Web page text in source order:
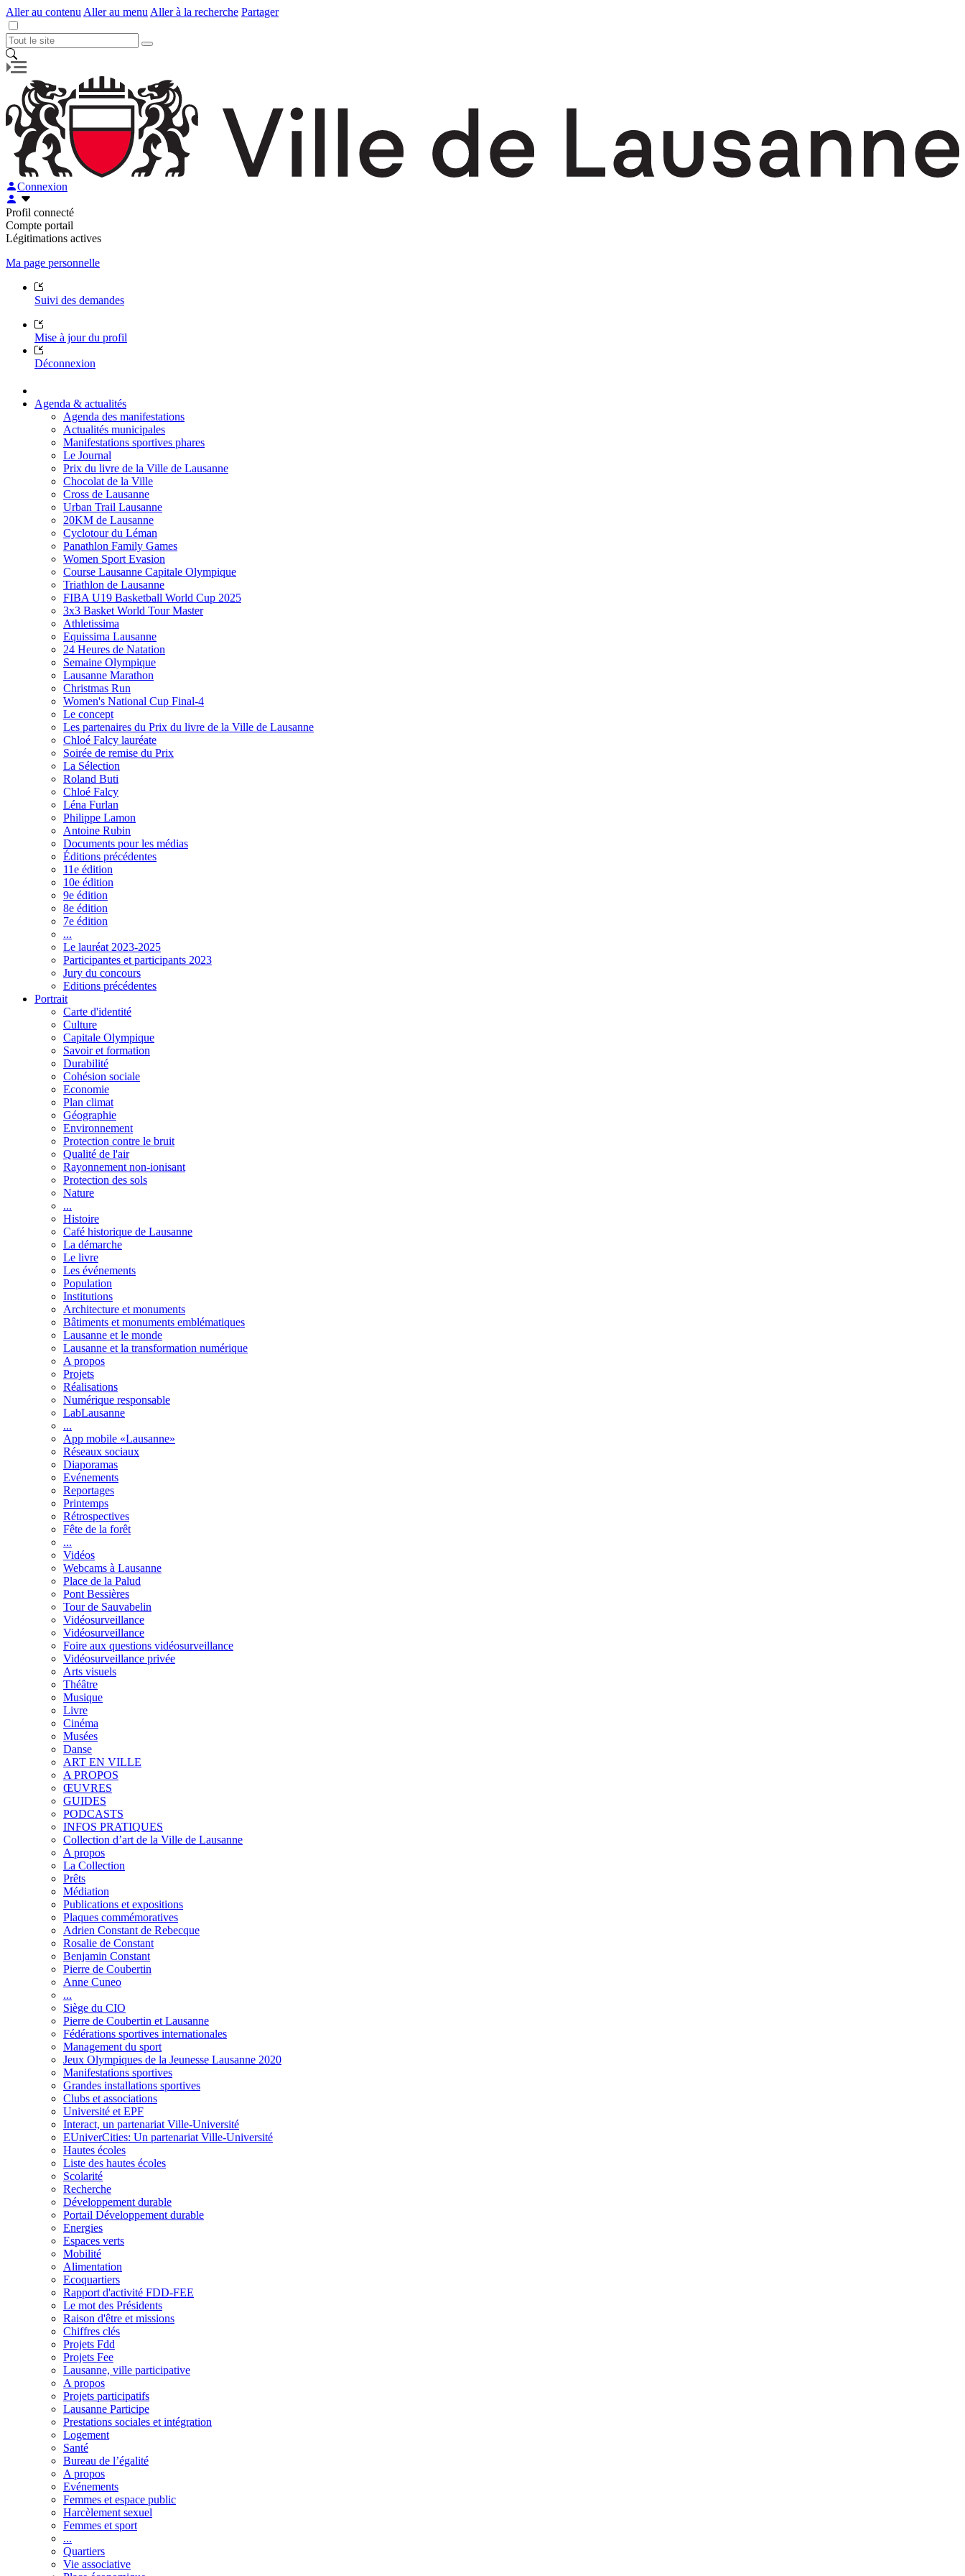
Aller au contenu Aller au menu Aller à la recherche Partager
Connexion
Profil connecté
Compte portail
Légitimations actives
Ma page personnelle
Suivi des demandes
Mise à jour du profil
Déconnexion
Agenda & actualités
Agenda des manifestations
Actualités municipales
Manifestations sportives phares
Le Journal
Prix du livre de la Ville de Lausanne
Chocolat de la Ville
Cross de Lausanne
Urban Trail Lausanne
20KM de Lausanne
Cyclotour du Léman
Panathlon Family Games
Women Sport Evasion
Course Lausanne Capitale Olympique
Triathlon de Lausanne
FIBA U19 Basketball World Cup 2025
3x3 Basket World Tour Master
Athletissima
Equissima Lausanne
24 Heures de Natation
Semaine Olympique
Lausanne Marathon
Christmas Run
Women's National Cup Final-4
Le concept
Les partenaires du Prix du livre de la Ville de Lausanne
Chloé Falcy lauréate
Soirée de remise du Prix
La Sélection
Roland Buti
Chloé Falcy
Léna Furlan
Philippe Lamon
Antoine Rubin
Documents pour les médias
Éditions précédentes
11e édition
10e édition
9e édition
8e édition
7e édition
...
Le lauréat 2023-2025
Participantes et participants 2023
Jury du concours
Editions précédentes
Portrait
Carte d'identité
Culture
Capitale Olympique
Savoir et formation
Durabilité
Cohésion sociale
Economie
Plan climat
Géographie
Environnement
Protection contre le bruit
Qualité de l'air
Rayonnement non-ionisant
Protection des sols
Nature
...
Histoire
Café historique de Lausanne
La démarche
Le livre
Les événements
Population
Institutions
Architecture et monuments
Bâtiments et monuments emblématiques
Lausanne et le monde
Lausanne et la transformation numérique
A propos
Projets
Réalisations
Numérique responsable
LabLausanne
...
App mobile «Lausanne»
Réseaux sociaux
Diaporamas
Evénements
Reportages
Printemps
Rétrospectives
Fête de la forêt
...
Vidéos
Webcams à Lausanne
Place de la Palud
Pont Bessières
Tour de Sauvabelin
Vidéosurveillance
Vidéosurveillance
Foire aux questions vidéosurveillance
Vidéosurveillance privée
Arts visuels
Théâtre
Musique
Livre
Cinéma
Musées
Danse
ART EN VILLE
A PROPOS
ŒUVRES
GUIDES
PODCASTS
INFOS PRATIQUES
Collection d’art de la Ville de Lausanne
A propos
La Collection
Prêts
Médiation
Publications et expositions
Plaques commémoratives
Adrien Constant de Rebecque
Rosalie de Constant
Benjamin Constant
Pierre de Coubertin
Anne Cuneo
...
Siège du CIO
Pierre de Coubertin et Lausanne
Fédérations sportives internationales
Management du sport
Jeux Olympiques de la Jeunesse Lausanne 2020
Manifestations sportives
Grandes installations sportives
Clubs et associations
Université et EPF
Interact, un partenariat Ville-Université
EUniverCities: Un partenariat Ville-Université
Hautes écoles
Liste des hautes écoles
Scolarité
Recherche
Développement durable
Portail Développement durable
Energies
Espaces verts
Mobilité
Alimentation
Ecoquartiers
Rapport d'activité FDD-FEE
Le mot des Présidents
Raison d'être et missions
Chiffres clés
Projets Fdd
Projets Fee
Lausanne, ville participative
A propos
Projets participatifs
Lausanne Participe
Prestations sociales et intégration
Logement
Santé
Bureau de l’égalité
A propos
Evénements
Femmes et espace public
Harcèlement sexuel
Femmes et sport
...
Quartiers
Vie associative